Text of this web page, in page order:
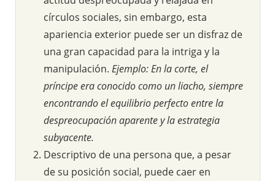
círculos sociales, sin embargo, esta
apariencia exterior puede ser un disfraz de
una gran capacidad para la intriga y la
manipulación. Ejemplo: En la corte, el
príncipe era conocido como un liacho, siempre
encontrando el equilibrio perfecto entre la
despreocupación aparente y la estrategia
subyacente.
Descriptivo de una persona que, a pesar
de su posición social, puede caer en